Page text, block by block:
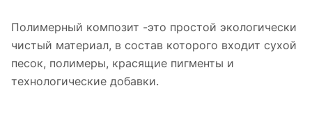
Полимерный композит -это простой экологически
чистый материал, в состав которого входит сухой
песок, полимеры, красящие пигменты и
технологические добавки.